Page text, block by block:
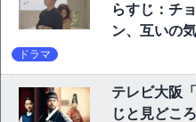
らすじ：チ
ン、互いの
ドラマ
テレビ大阪
じと見どこ